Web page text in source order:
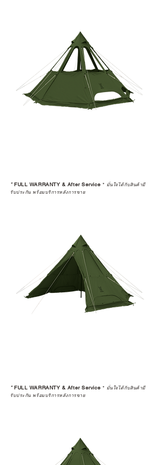
*FULL WARRANTY & After Service * มั่นใจได้กับสินค้ามี
รับประกัน พร้อมบริการหลังการขาย
*FULL WARRANTY & After Service * มั่นใจได้กับสินค้ามี
รับประกัน พร้อมบริการหลังการขาย